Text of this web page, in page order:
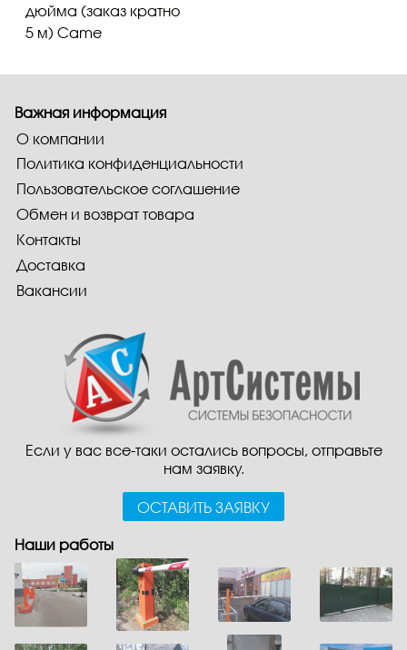
дюйма (заказ кратно
5 м) Came
Если у вас все-таки остались вопросы, отправьте
нам заявку.
ОСТАВИТЬ ЗАЯВКУ
Важная информация
О компании
Политика конфиденциальности
Пользовательское соглашение
Обмен и возврат товара
Контакты
Доставка
Вакансии
Наши работы